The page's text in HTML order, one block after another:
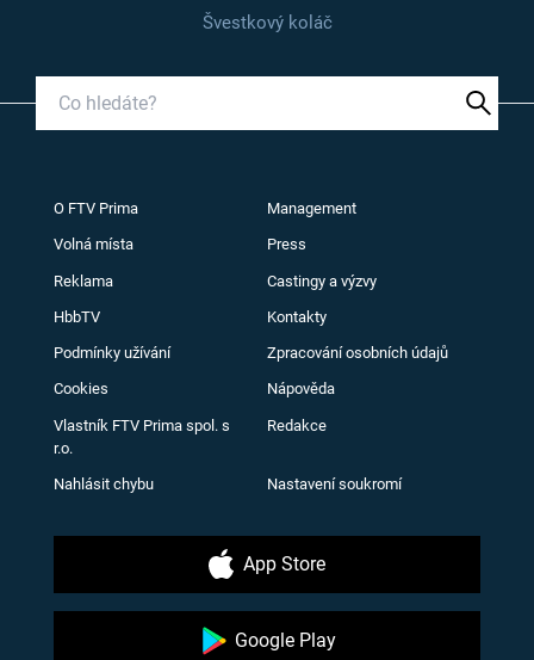
Švestkový koláč
O FTV Prima Management
Volná místa Press
Reklama Castingy a výzvy
HbbTV Kontakty
Podmínky užívání Zpracování osobních údajů
Cookies Nápověda
Vlastník FTV Prima spol. s
r.o.
Redakce
Nahlásit chybu Nastavení soukromí
App Store
Google Play